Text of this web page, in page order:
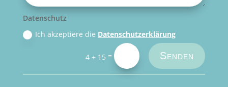
Datenschutz
Ich akzeptiere die Datenschutzerklärung
4 + 15 = Senden